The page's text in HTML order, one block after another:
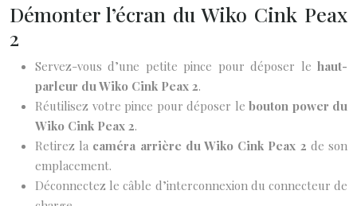
Démonter l’écran du Wiko Cink Peax
2
Servez-vous d’une petite pince pour déposer le haut-
parleur du Wiko Cink Peax 2.
Réutilisez votre pince pour déposer le bouton power du
Wiko Cink Peax 2.
Retirez la caméra arrière du Wiko Cink Peax 2 de son
emplacement.
Déconnectez le câble d’interconnexion du connecteur de